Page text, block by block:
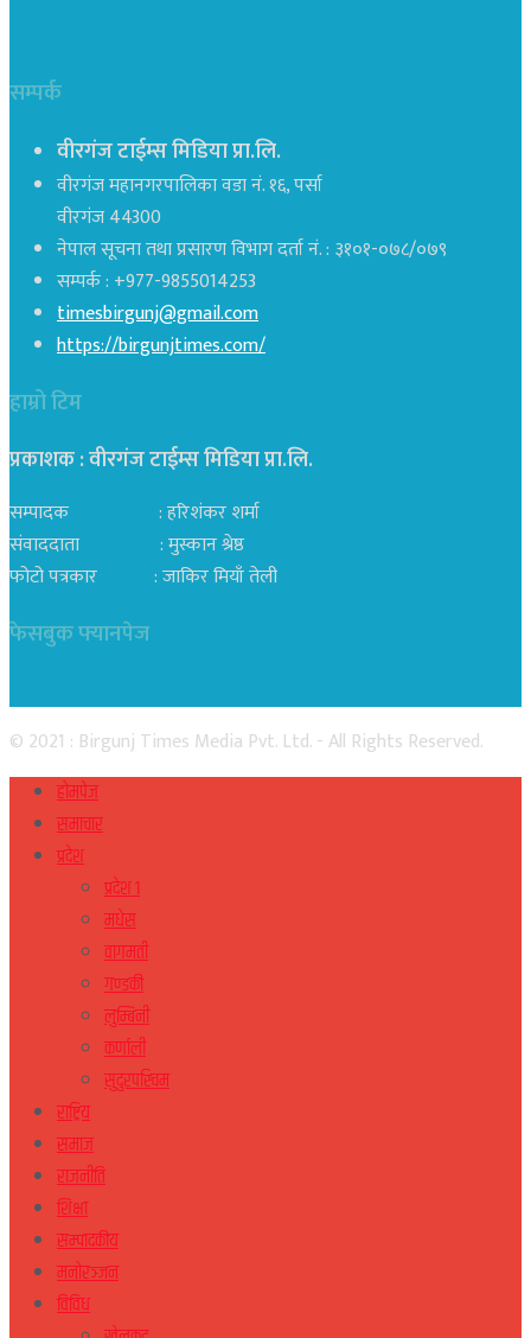
सम्पर्क
वीरगंज टाईम्स मिडिया प्रा.लि.
वीरगंज महानगरपालिका वडा नं. १६, पर्सा
वीरगंज 44300
नेपाल सूचना तथा प्रसारण विभाग दर्ता नं. : ३१०१-०७८/०७९
सम्पर्क : +977-9855014253
timesbirgunj@gmail.com
https://birgunjtimes.com/
हाम्रो टिम
प्रकाशक : वीरगंज टाईम्स मिडिया प्रा‍.लि.
सम्पादक : हरिशंकर शर्मा
संवाददाता : मुस्कान श्रेष्ठ
फोटो पत्रकार : जाकिर मियाँ तेली
फेसबुक फ्यानपेज
© 2021 : Birgunj Times Media Pvt. Ltd. - All Rights Reserved.
होमपेज
समाचार
प्रदेश
प्रदेश १
मधेस
वागमती
गण्डकी
लुम्बिनी
कर्णाली
सुदुरपस्चिम
राष्ट्रिय
समाज
राजनीति
शिक्षा
सम्पादकीय
मनोरञ्जन
विविध